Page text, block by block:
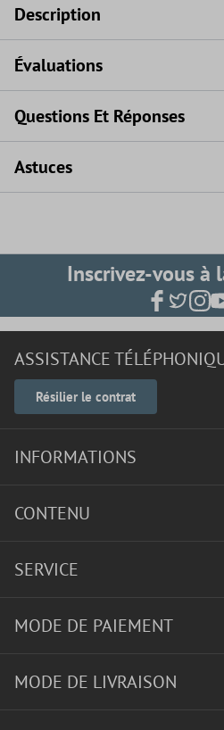
Description
Évaluations
Questions Et Réponses
Astuces
Inscrivez-vous à
ASSISTANCE
Résilier le contrat
INFORMATIONS
CONTENU
SERVICE
MODE DE PAIEMENT
MODE DE LIVRAISON